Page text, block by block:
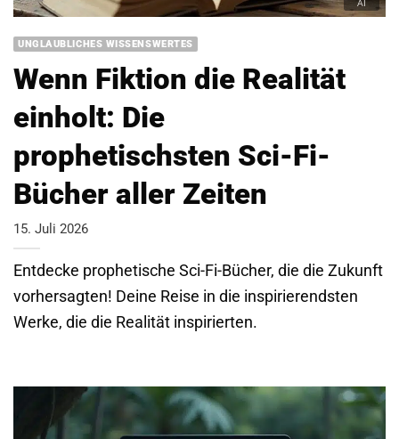
UNGLAUBLICHES WISSENSWERTES
Wenn Fiktion die Realität
einholt: Die
prophetischsten Sci-Fi-
Bücher aller Zeiten
15. Juli 2026
Entdecke prophetische Sci-Fi-Bücher, die die Zukunft
vorhersagten! Deine Reise in die inspirierendsten
Werke, die die Realität inspirierten.